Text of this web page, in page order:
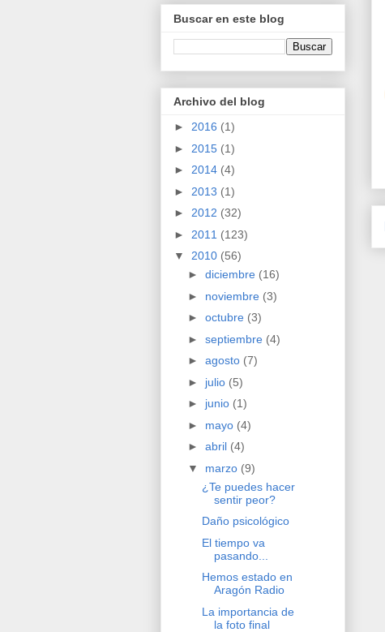
Buscar en este blog
Archivo del blog
► 2016 (1)
► 2015 (1)
► 2014 (4)
► 2013 (1)
► 2012 (32)
► 2011 (123)
▼ 2010 (56)
► diciembre (16)
► noviembre (3)
► octubre (3)
► septiembre (4)
► agosto (7)
► julio (5)
► junio (1)
► mayo (4)
► abril (4)
▼ marzo (9)
¿Te puedes hacer
sentir peor?
Daño psicológico
El tiempo va
pasando...
Hemos estado en
Aragón Radio
La importancia de
la foto final